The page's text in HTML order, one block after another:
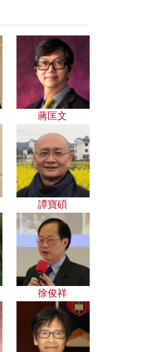
蔣匡文
譚寶碩
徐俊祥